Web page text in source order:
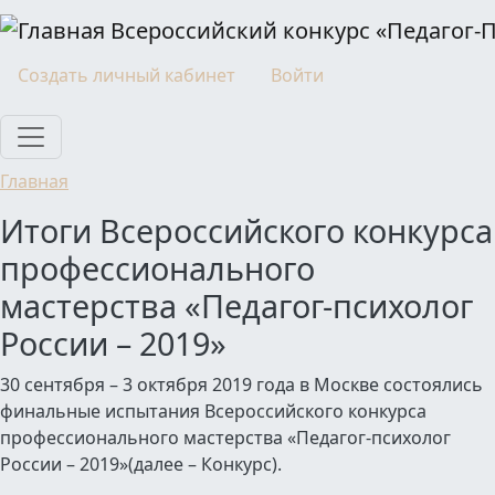
Перейти к основному содержанию
Всероссийский конкурс «Педагог-
Моя учетная запись
Создать личный кабинет Войти
Главная
Итоги Всероссийского конкурса
профессионального
мастерства «Педагог-психолог
России – 2019»
30 сентября – 3 октября 2019 года в Москве состоялись
финальные испытания Всероссийского конкурса
профессионального мастерства «Педагог-психолог
России – 2019»(далее – Конкурс).